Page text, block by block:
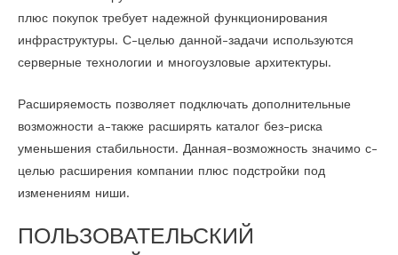
плюс покупок требует надежной функционирования
инфраструктуры. С-целью данной-задачи используются
серверные технологии и многоузловые архитектуры.
Расширяемость позволяет подключать дополнительные
возможности а-также расширять каталог без-риска
уменьшения стабильности. Данная-возможность значимо с-
целью расширения компании плюс подстройки под
изменениям ниши.
ПОЛЬЗОВАТЕЛЬСКИЙ